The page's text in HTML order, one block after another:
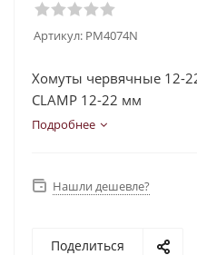
Артикул: PM4074N
Хомуты червячные 12-
CLAMP 12-22 мм
Подробнее
Нашли дешевле?
Поделиться